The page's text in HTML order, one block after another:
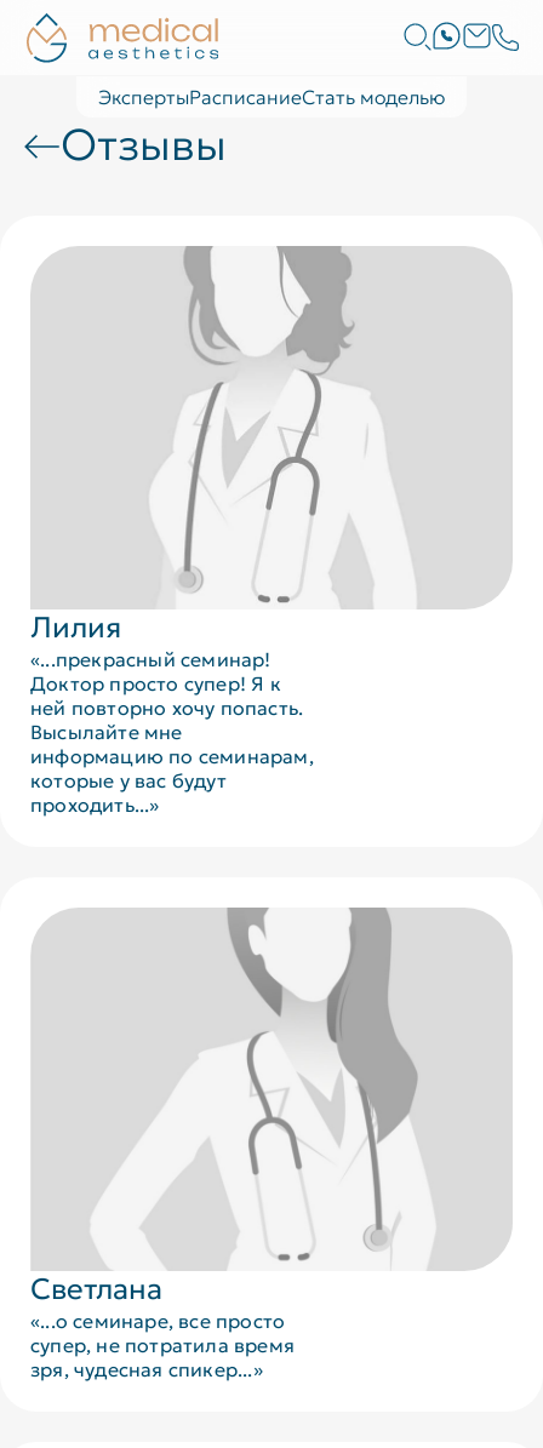
ЭкспертыРасписаниеСтать моделью
Отзывы
Лилия
«...прекрасный семинар!
Доктор просто супер! Я к
ней повторно хочу попасть.
Высылайте мне
информацию по семинарам,
которые у вас будут
проходить...»
Светлана
«...о семинаре, все просто
супер, не потратила время
зря, чудесная спикер...»